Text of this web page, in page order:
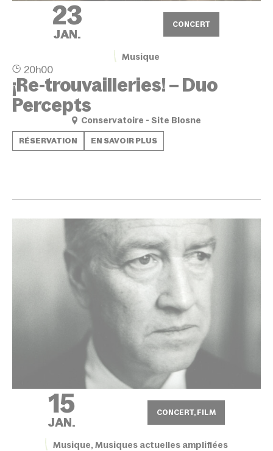
23
JAN.
CONCERT
Musique
20h00
¡Re-trouvailleries! – Duo
Percepts
Conservatoire - Site Blosne
RÉSERVATION EN SAVOIR PLUS
15
JAN.
CONCERT, FILM
Musique, Musiques actuelles amplifiées